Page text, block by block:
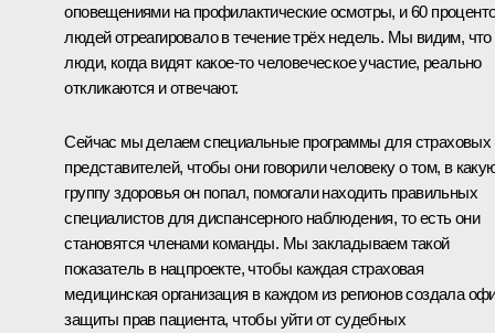
оповещениями на профилактические осмотры, и 60
людей отреагировало в течение трёх недель. Мы видим, что
люди, когда видят какое-то человеческое участие, реально
откликаются и отвечают.
Сейчас мы делаем специальные программы для страховых
представителей, чтобы они говорили человеку о том, в
группу здоровья он попал, помогали находить правильных
специалистов для диспансерного наблюдения, то есть они
становятся членами команды. Мы закладываем такой
показатель в нацпроекте, чтобы каждая страховая
медицинская организация в каждом из регионов создала
защиты прав пациента, чтобы уйти от судебных